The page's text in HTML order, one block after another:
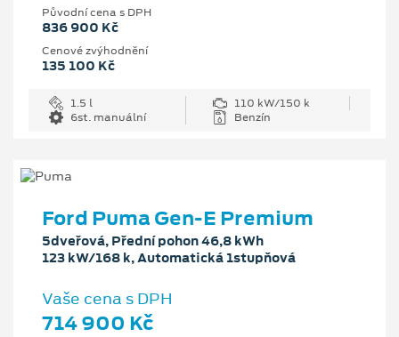
Původní cena s DPH
836 900 Kč
Cenové zvýhodnění
135 100 Kč
1.5 l
110 kW/150 k
6st. manuální
Benzín
Ford Puma Gen-E Premium
5dveřová, Přední pohon 46,8 kWh
123 kW/168 k, Automatická 1stupňová
Vaše cena s DPH
714 900 Kč